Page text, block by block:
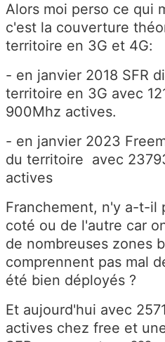
Alors moi perso ce qui
c'est la couverture
territoire en 3G et 4G:
- en janvier 2018 SFR
territoire en 3G avec
900Mhz actives.
- en janvier 2023
du territoire avec
actives
Franchement, n'y a-t-il
coté ou de l'autre car
de nombreuses zones
comprennent pas mal
été bien déployés ?
Et aujourd'hui avec
actives chez free et